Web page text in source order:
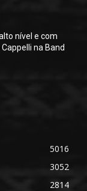
nível e com
na Band
5016
3052
2814